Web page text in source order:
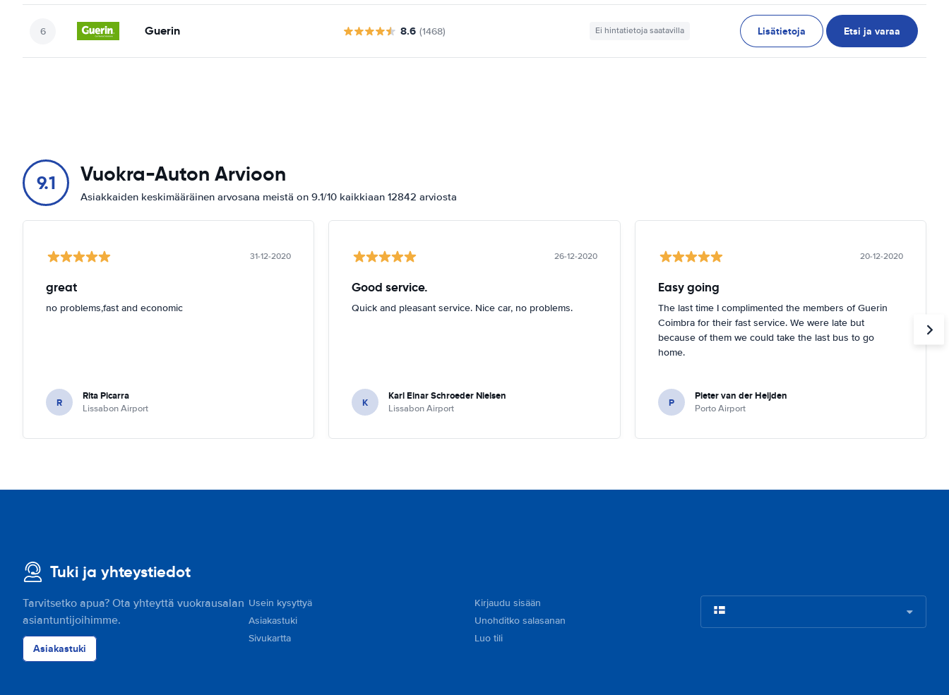
Guerin 8.6 (1468) Ei hintatietoja saatavilla Lisätietoja Etsi ja varaa
9.1 Vuokra-Auton Arvioon
Asiakkaiden keskimääräinen arvosana meistä on 9.1/10 kaikkiaan 12842 arviosta
31-12-2020
great
no problems,fast and economic
R Rita Picarra
Lissabon Airport
26-12-2020
Good service.
Quick and pleasant service. Nice car, no problems.
K Karl Einar Schroeder Nielsen
Lissabon Airport
20-12-2020
Easy going
The last time I complimented the members of Guerin
Coimbra for their fast service. We were late but
because of them we could take the last bus to go
home.
P Pieter van der Heijden
Porto Airport
Tuki ja yhteystiedot
Tarvitsetko apua? Ota yhteyttä vuokrausalan
asiantuntijoihimme.
Asiakastuki
Usein kysyttyä
Asiakastuki
Sivukartta
Kirjaudu sisään
Unohditko salasanan
Luo tili